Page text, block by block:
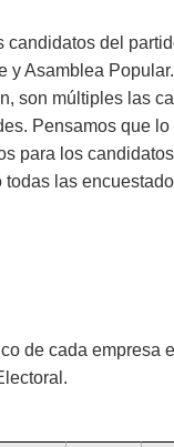
candidatos del
y Asamblea
son múltiples las
Pensamos que
para los
las
de cada empresa